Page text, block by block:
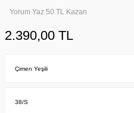
Yorum Yaz 50 TL Kazan
2.390,00 TL